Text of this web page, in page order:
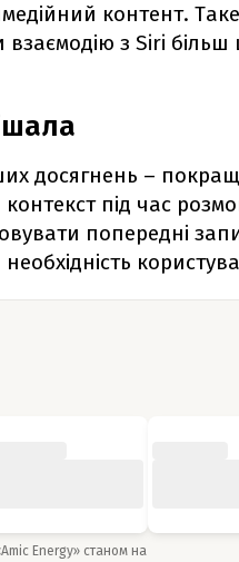
контент.
взаємодію з Siri більш
досягнень –
контекст під час
попередні
Energy» станом на